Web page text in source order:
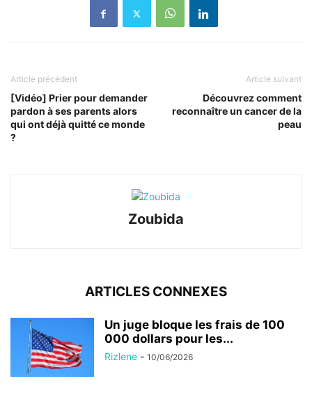
Article précédent
[Vidéo] Prier pour demander
pardon à ses parents alors
qui ont déjà quitté ce monde
?
Article suivant
Découvrez comment
reconnaître un cancer de la
peau
Zoubida
ARTICLES CONNEXES
Un juge bloque les frais de 100
000 dollars pour les...
Rizlene - 10/06/2026